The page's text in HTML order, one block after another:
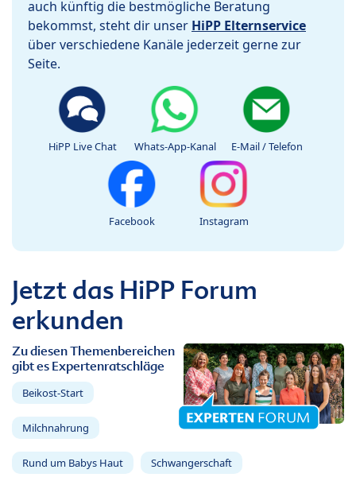
auch künftig die bestmögliche Beratung
bekommst, steht dir unser HiPP Elternservice
über verschiedene Kanäle jederzeit gerne zur
Seite.
HiPP Live Chat Whats-App-Kanal E-Mail / Telefon
Facebook Instagram
Jetzt das HiPP Forum
erkunden
Zu diesen Themenbereichen
gibt es Expertenratschläge
Beikost-Start
Milchnahrung
Rund um Babys Haut Schwangerschaft